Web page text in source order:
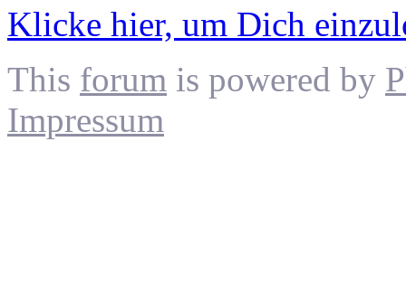
Klicke hier, um Dich
This forum is powered by
Impressum